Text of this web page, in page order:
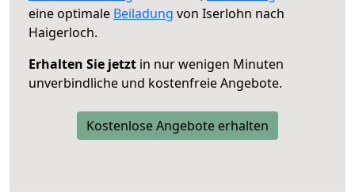
eine optimale Beiladung von Iserlohn nach
Haigerloch.
Erhalten Sie jetzt in nur wenigen Minuten
unverbindliche und kostenfreie Angebote.
Kostenlose Angebote erhalten